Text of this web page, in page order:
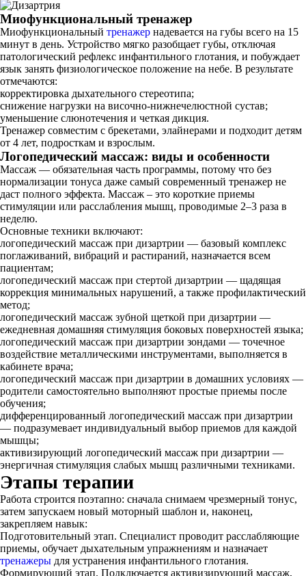
Миофункциональный тренажер
Миофункциональный тренажер надевается на губы всего на 15
минут в день. Устройство мягко разобщает губы, отключая
патологический рефлекс инфантильного глотания, и побуждает
язык занять физиологическое положение на небе. В результате
отмечаются:
корректировка дыхательного стереотипа;
снижение нагрузки на височно‐нижнечелюстной сустав;
уменьшение слюнотечения и четкая дикция.
Тренажер совместим с брекетами, элайнерами и подходит детям
от 4 лет, подросткам и взрослым.
Логопедический массаж: виды и особенности
Массаж — обязательная часть программы, потому что без
нормализации тонуса даже самый современный тренажер не
даст полного эффекта. Массаж – это короткие приемы
стимуляции или расслабления мышц, проводимые 2–3 раза в
неделю.
Основные техники включают:
логопедический массаж при дизартрии — базовый комплекс
поглаживаний, вибраций и растираний, назначается всем
пациентам;
логопедический массаж при стертой дизартрии — щадящая
коррекция минимальных нарушений, а также профилактический
метод;
логопедический массаж зубной щеткой при дизартрии —
ежедневная домашняя стимуляция боковых поверхностей языка;
логопедический массаж при дизартрии зондами — точечное
воздействие металлическими инструментами, выполняется в
кабинете врача;
логопедический массаж при дизартрии в домашних условиях —
родители самостоятельно выполняют простые приемы после
обучения;
дифференцированный логопедический массаж при дизартрии
— подразумевает индивидуальный выбор приемов для каждой
мышцы;
активизирующий логопедический массаж при дизартрии —
энергичная стимуляция слабых мышц различными техниками.
Этапы терапии
Работа строится поэтапно: сначала снимаем чрезмерный тонус,
затем запускаем новый моторный шаблон и, наконец,
закрепляем навык:
Подготовительный этап. Специалист проводит расслабляющие
приемы, обучает дыхательным упражнениям и назначает
тренажеры для устранения инфантильного глотания.
Формирующий этап. Подключается активизирующий массаж,